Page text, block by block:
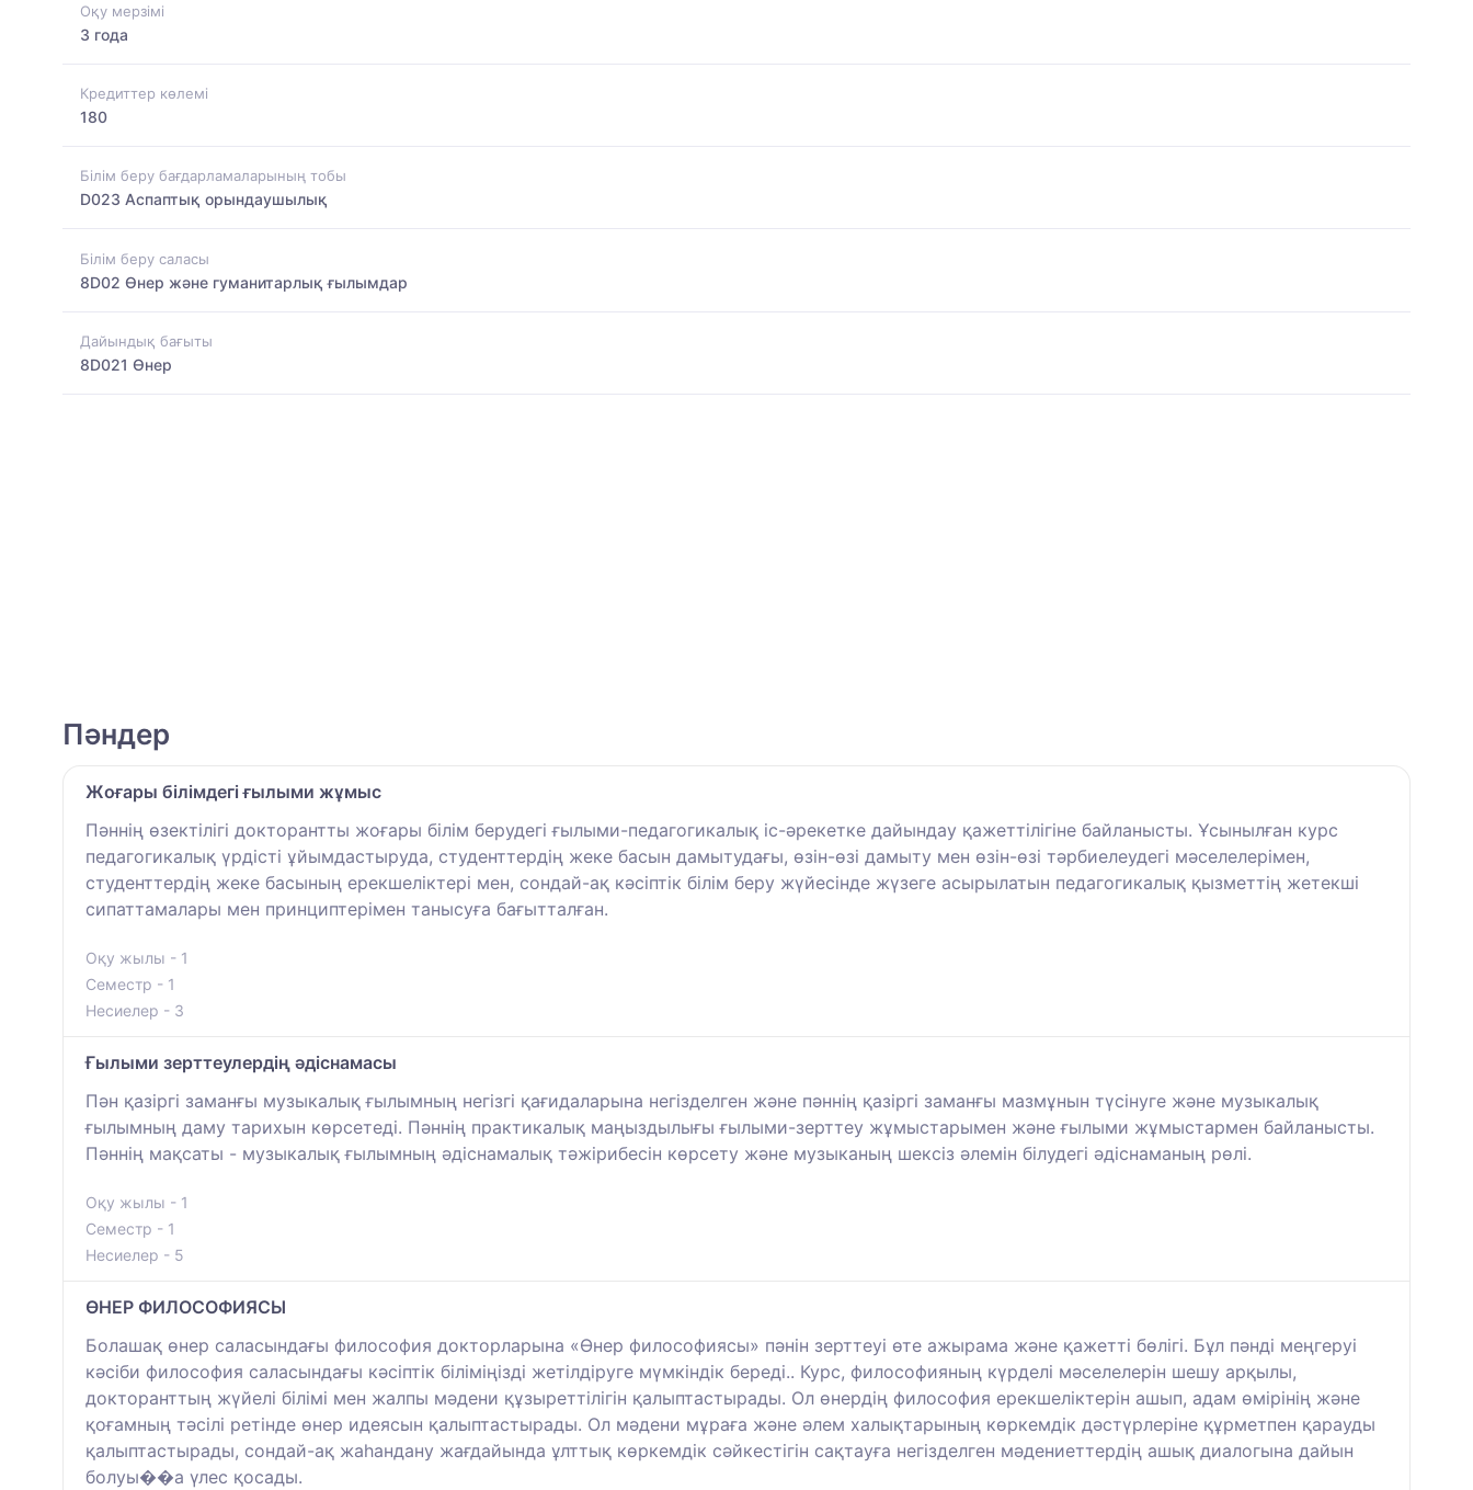
Оқу мерзімі
3 года
Кредиттер көлемі
180
Білім беру бағдарламаларының тобы
D023 Аспаптық орындаушылық
Білім беру саласы
8D02 Өнер және гуманитарлық ғылымдар
Дайындық бағыты
8D021 Өнер
Пәндер
Жоғары білімдегі ғылыми жұмыс
Пәннің өзектілігі докторантты жоғары білім берудегі ғылыми-педагогикалық іс-әрекетке дайындау қажеттілігіне байланысты. Ұсынылған курс
педагогикалық үрдісті ұйымдастыруда, студенттердің жеке басын дамытудағы, өзін-өзі дамыту мен өзін-өзі тәрбиелеудегі мәселелерімен,
студенттердің жеке басының ерекшеліктері мен, сондай-ақ кәсіптік білім беру жүйесінде жүзеге асырылатын педагогикалық қызметтің жетекші
сипаттамалары мен принциптерімен танысуға бағытталған.
Оқу жылы - 1
Семестр - 1
Несиелер - 3
Ғылыми зерттеулердің әдіснамасы
Пән қазіргі заманғы музыкалық ғылымның негізгі қағидаларына негізделген және пәннің қазіргі заманғы мазмұнын түсінуге және музыкалық
ғылымның даму тарихын көрсетеді. Пәннің практикалық маңыздылығы ғылыми-зерттеу жұмыстарымен және ғылыми жұмыстармен байланысты.
Пәннің мақсаты - музыкалық ғылымның әдіснамалық тәжірибесін көрсету және музыканың шексіз әлемін білудегі әдіснаманың рөлі.
Оқу жылы - 1
Семестр - 1
Несиелер - 5
ӨНЕР ФИЛОСОФИЯСЫ
Болашақ өнер саласындағы философия докторларына «Өнер философиясы» пәнін зерттеуі өте ажырама және қажетті бөлігі. Бұл пәнді меңгеруі
кәсіби философия саласындағы кәсіптік біліміңізді жетілдіруге мүмкіндік береді.. Курс, философияның күрделі мәселелерін шешу арқылы,
докторанттың жүйелі білімі мен жалпы мәдени құзыреттілігін қалыптастырады. Ол өнердің философия ерекшеліктерін ашып, адам өмірінің және
қоғамның тәсілі ретінде өнер идеясын қалыптастырады. Ол мәдени мұраға және әлем халықтарының көркемдік дәстүрлеріне құрметпен қарауды
қалыптастырады, сондай-ақ жаһандану жағдайында ұлттық көркемдік сәйкестігін сақтауға негізделген мәдениеттердің ашық диалогына дайын
болуы��а үлес қосады.